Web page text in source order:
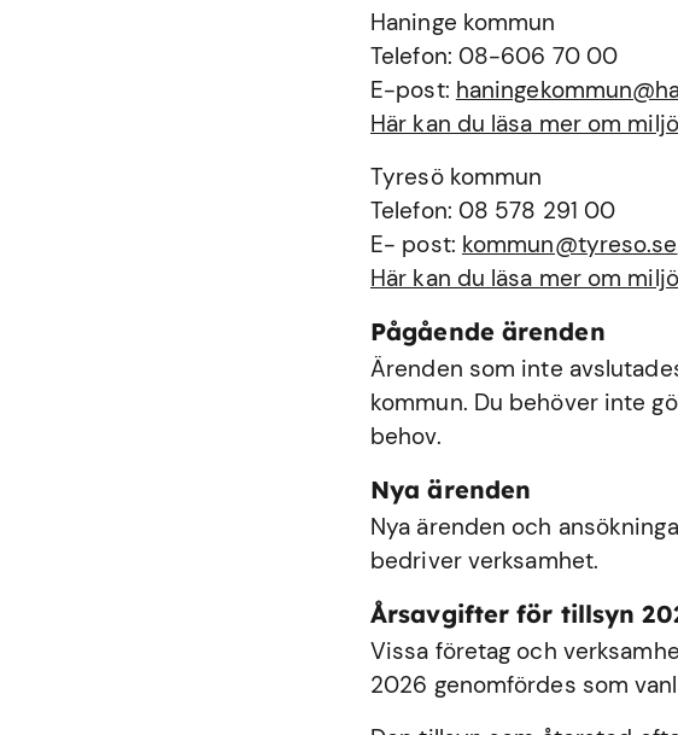
Haninge kommun
Telefon: 08-606 70 00
E-post:
Här kan du läsa mer om
Tyresö kommun
Telefon: 08 578 291 00
E- post: kommun@tyreso.se
Här kan du läsa mer om
Pågående ärenden
Ärenden som inte
kommun. Du behöver inte
behov.
Nya ärenden
Nya ärenden och
bedriver verksamhet.
Årsavgifter för tillsyn
Vissa företag och
2026 genomfördes som